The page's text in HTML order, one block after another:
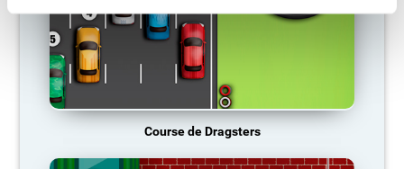
Course de Dragsters